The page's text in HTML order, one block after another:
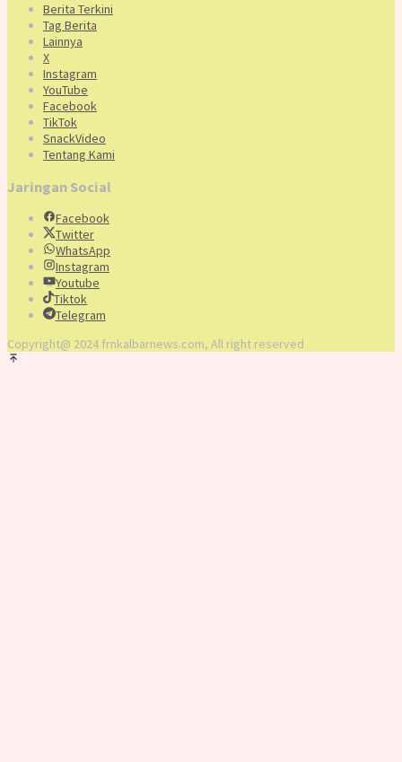
Berita Terkini
Tag Berita
Lainnya
X
Instagram
YouTube
Facebook
TikTok
SnackVideo
Tentang Kami
Jaringan Social
Facebook
Twitter
WhatsApp
Instagram
Youtube
Tiktok
Telegram
Copyright@ 2024 frnkalbarnews.com, All right reserved